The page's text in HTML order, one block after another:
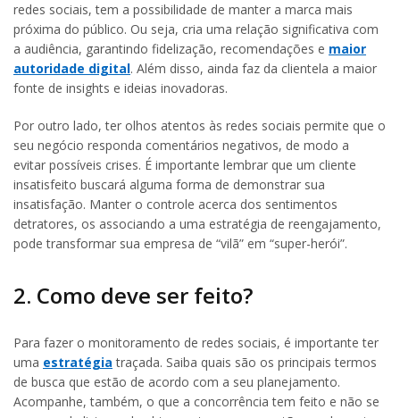
redes sociais, tem a possibilidade de manter a marca mais
próxima do público. Ou seja, cria uma relação significativa com
a audiência, garantindo fidelização, recomendações e maior
autoridade digital. Além disso, ainda faz da clientela a maior
fonte de insights e ideias inovadoras.
Por outro lado, ter olhos atentos às redes sociais permite que o
seu negócio responda comentários negativos, de modo a
evitar possíveis crises. É importante lembrar que um cliente
insatisfeito buscará alguma forma de demonstrar sua
insatisfação. Manter o controle acerca dos sentimentos
detratores, os associando a uma estratégia de reengajamento,
pode transformar sua empresa de “vilã” em “super-herói”.
2. Como deve ser feito?
Para fazer o monitoramento de redes sociais, é importante ter
uma estratégia traçada. Saiba quais são os principais termos
de busca que estão de acordo com a seu planejamento.
Acompanhe, também, o que a concorrência tem feito e não se